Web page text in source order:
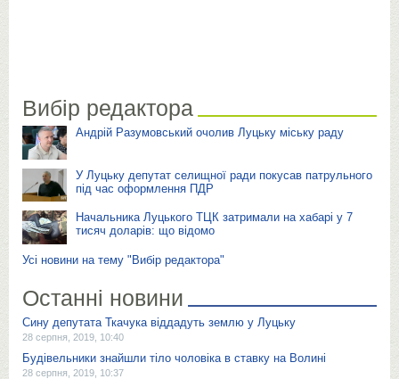
Вибір редактора
Андрій Разумовський очолив Луцьку міську раду
У Луцьку депутат селищної ради покусав патрульного
під час оформлення ПДР
Начальника Луцького ТЦК затримали на хабарі у 7
тисяч доларів: що відомо
Усі новини на тему "Вибір редактора"
Останні новини
Сину депутата Ткачука віддадуть землю у Луцьку
28 серпня, 2019, 10:40
Будівельники знайшли тіло чоловіка в ставку на Волині
28 серпня, 2019, 10:37